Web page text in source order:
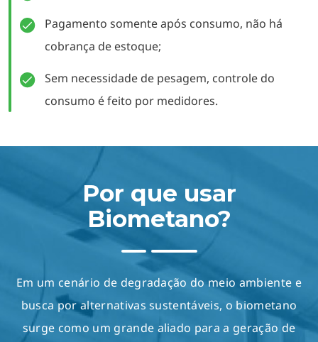
Pagamento somente após consumo, não há
cobrança de estoque;
Sem necessidade de pesagem, controle do
consumo é feito por medidores.
Por que usar
Biometano?
Em um cenário de degradação do meio ambiente e
busca por alternativas sustentáveis, o biometano
surge como um grande aliado para a geração de